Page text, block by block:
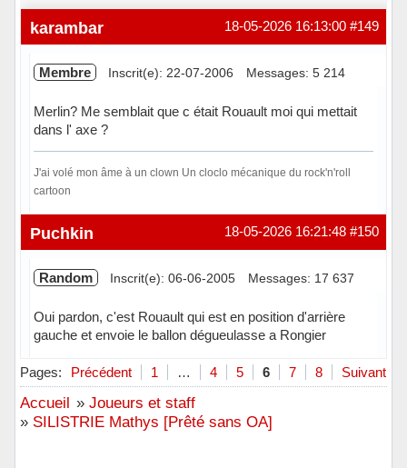
#149
18-05-2026 16:13:00
karambar
Membre Inscrit(e): 22-07-2006 Messages: 5 214
Merlin? Me semblait que c était Rouault moi qui mettait
dans l' axe ?
J'ai volé mon âme à un clown Un cloclo mécanique du rock'n'roll
cartoon
Hors ligne #150
18-05-2026 16:21:48
Puchkin
Random Inscrit(e): 06-06-2005 Messages: 17 637
Oui pardon, c'est Rouault qui est en position d'arrière
gauche et envoie le ballon dégueulasse a Rongier
Hors ligne
Pages: Précédent 1 … 4 5 6 7 8 Suivant
Accueil » Joueurs et staff
» SILISTRIE Mathys [Prêté sans OA]